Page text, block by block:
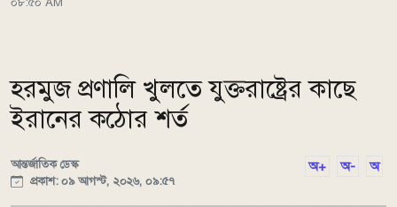
হরমুজ প্রণালি খুলতে যুক্তরাষ্ট্রের কাছে
ইরানের কঠোর শর্ত
আন্তর্জাতিক ডেস্ক
প্রকাশ: ০৯ আগস্ট, ২০২৬, ০৯:৫৭
অ+ অ- অ